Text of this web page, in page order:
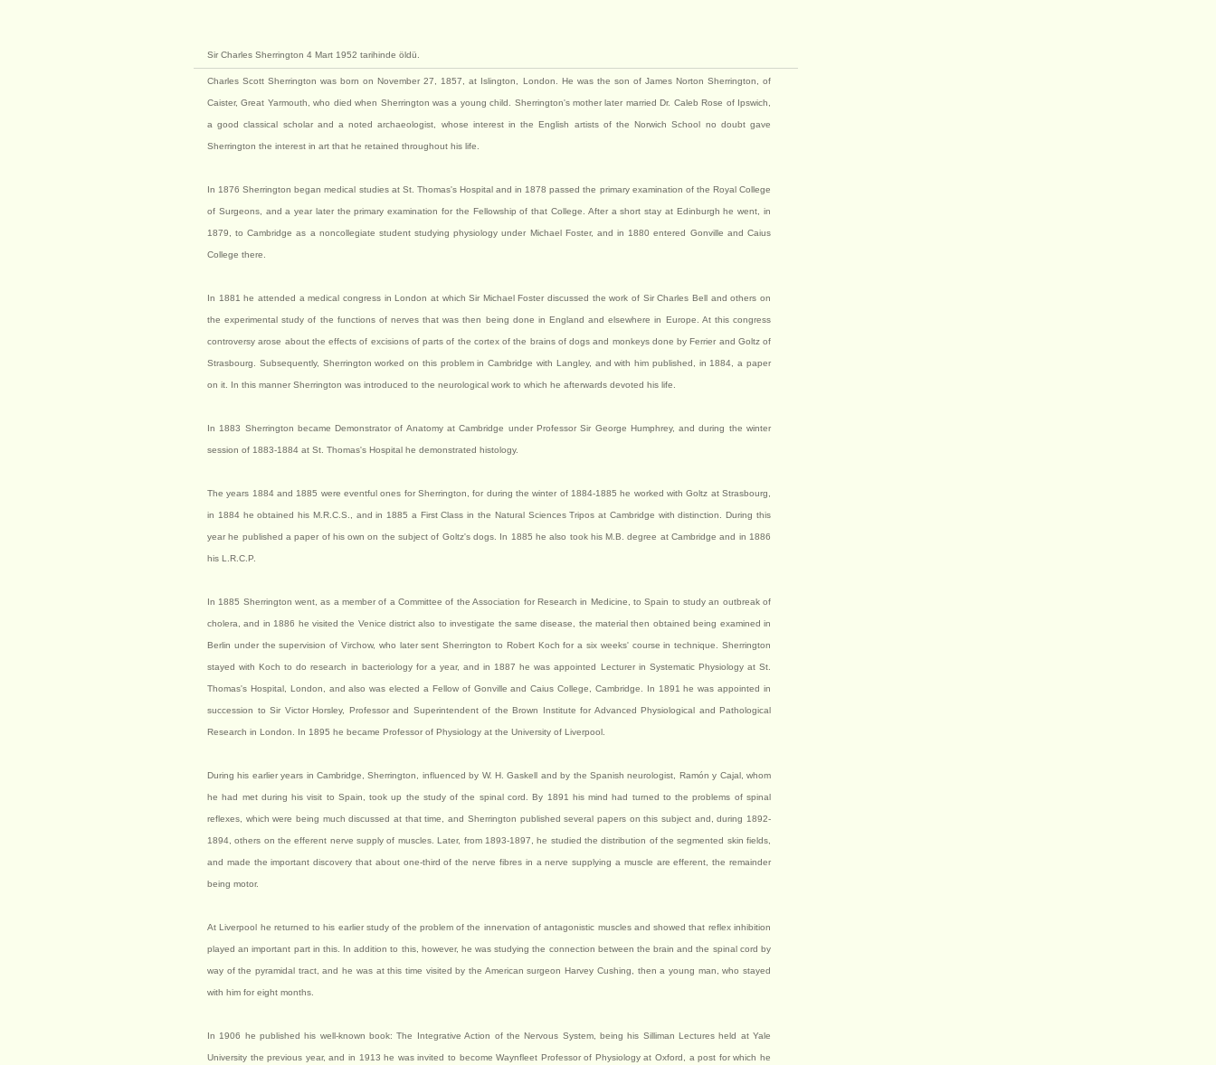
Sir Charles Sherrington 4 Mart 1952 tarihinde öldü.
Charles Scott Sherrington was born on November 27, 1857, at Islington, London. He was the son of James Norton Sherrington, of
Caister, Great Yarmouth, who died when Sherrington was a young child. Sherrington's mother later married Dr. Caleb Rose of Ipswich,
a good classical scholar and a noted archaeologist, whose interest in the English artists of the Norwich School no doubt gave
Sherrington the interest in art that he retained throughout his life.
In 1876 Sherrington began medical studies at St. Thomas's Hospital and in 1878 passed the primary examination of the Royal College
of Surgeons, and a year later the primary examination for the Fellowship of that College. After a short stay at Edinburgh he went, in
1879, to Cambridge as a noncollegiate student studying physiology under Michael Foster, and in 1880 entered Gonville and Caius
College there.
In 1881 he attended a medical congress in London at which Sir Michael Foster discussed the work of Sir Charles Bell and others on
the experimental study of the functions of nerves that was then being done in England and elsewhere in Europe. At this congress
controversy arose about the effects of excisions of parts of the cortex of the brains of dogs and monkeys done by Ferrier and Goltz of
Strasbourg. Subsequently, Sherrington worked on this problem in Cambridge with Langley, and with him published, in 1884, a paper
on it. In this manner Sherrington was introduced to the neurological work to which he afterwards devoted his life.
In 1883 Sherrington became Demonstrator of Anatomy at Cambridge under Professor Sir George Humphrey, and during the winter
session of 1883-1884 at St. Thomas's Hospital he demonstrated histology.
The years 1884 and 1885 were eventful ones for Sherrington, for during the winter of 1884-1885 he worked with Goltz at Strasbourg,
in 1884 he obtained his M.R.C.S., and in 1885 a First Class in the Natural Sciences Tripos at Cambridge with distinction. During this
year he published a paper of his own on the subject of Goltz's dogs. In 1885 he also took his M.B. degree at Cambridge and in 1886
his L.R.C.P.
In 1885 Sherrington went, as a member of a Committee of the Association for Research in Medicine, to Spain to study an outbreak of
cholera, and in 1886 he visited the Venice district also to investigate the same disease, the material then obtained being examined in
Berlin under the supervision of Virchow, who later sent Sherrington to Robert Koch for a six weeks' course in technique. Sherrington
stayed with Koch to do research in bacteriology for a year, and in 1887 he was appointed Lecturer in Systematic Physiology at St.
Thomas's Hospital, London, and also was elected a Fellow of Gonville and Caius College, Cambridge. In 1891 he was appointed in
succession to Sir Victor Horsley, Professor and Superintendent of the Brown Institute for Advanced Physiological and Pathological
Research in London. In 1895 he became Professor of Physiology at the University of Liverpool.
During his earlier years in Cambridge, Sherrington, influenced by W. H. Gaskell and by the Spanish neurologist, Ramón y Cajal, whom
he had met during his visit to Spain, took up the study of the spinal cord. By 1891 his mind had turned to the problems of spinal
reflexes, which were being much discussed at that time, and Sherrington published several papers on this subject and, during 1892-
1894, others on the efferent nerve supply of muscles. Later, from 1893-1897, he studied the distribution of the segmented skin fields,
and made the important discovery that about one-third of the nerve fibres in a nerve supplying a muscle are efferent, the remainder
being motor.
At Liverpool he returned to his earlier study of the problem of the innervation of antagonistic muscles and showed that reflex inhibition
played an important part in this. In addition to this, however, he was studying the connection between the brain and the spinal cord by
way of the pyramidal tract, and he was at this time visited by the American surgeon Harvey Cushing, then a young man, who stayed
with him for eight months.
In 1906 he published his well-known book: The Integrative Action of the Nervous System, being his Silliman Lectures held at Yale
University the previous year, and in 1913 he was invited to become Waynfleet Professor of Physiology at Oxford, a post for which he